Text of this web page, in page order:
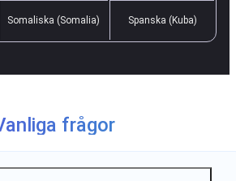
Somaliska (Somalia) Spanska (Kuba)
frågor